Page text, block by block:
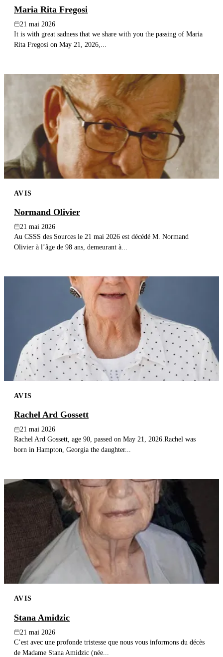
Maria Rita Fregosi
21 mai 2026
It is with great sadness that we share with you the passing of Maria
Rita Fregosi on May 21, 2026,...
AVIS
Normand Olivier
21 mai 2026
Au CSSS des Sources le 21 mai 2026 est décédé M. Normand
Olivier à l’âge de 98 ans, demeurant à...
AVIS
Rachel Ard Gossett
21 mai 2026
Rachel Ard Gossett, age 90, passed on May 21, 2026.Rachel was
born in Hampton, Georgia the daughter...
AVIS
Stana Amidzic
21 mai 2026
C’est avec une profonde tristesse que nous vous informons du décès
de Madame Stana Amidzic (née...